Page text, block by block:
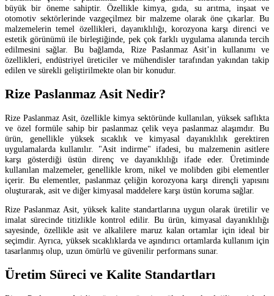
büyük bir öneme sahiptir. Özellikle kimya, gıda, su arıtma, inşaat ve
otomotiv sektörlerinde vazgeçilmez bir malzeme olarak öne çıkarlar. Bu
malzemelerin temel özellikleri, dayanıklılığı, korozyona karşı direnci ve
estetik görünümü ile birleştiğinde, pek çok farklı uygulama alanında tercih
edilmesini sağlar. Bu bağlamda, Rize Paslanmaz Asit’in kullanımı ve
özellikleri, endüstriyel üreticiler ve mühendisler tarafından yakından takip
edilen ve sürekli geliştirilmekte olan bir konudur.
Rize Paslanmaz Asit Nedir?
Rize Paslanmaz Asit, özellikle kimya sektöründe kullanılan, yüksek saflıkta
ve özel formüle sahip bir paslanmaz çelik veya paslanmaz alaşımdır. Bu
ürün, genellikle yüksek sıcaklık ve kimyasal dayanıklılık gerektiren
uygulamalarda kullanılır. "Asit indirme" ifadesi, bu malzemenin asitlere
karşı gösterdiği üstün direnç ve dayanıklılığı ifade eder. Üretiminde
kullanılan malzemeler, genellikle krom, nikel ve molibden gibi elementler
içerir. Bu elementler, paslanmaz çeliğin korozyona karşı dirençli yapısını
oluşturarak, asit ve diğer kimyasal maddelere karşı üstün koruma sağlar.
Rize Paslanmaz Asit, yüksek kalite standartlarına uygun olarak üretilir ve
imalat sürecinde titizlikle kontrol edilir. Bu ürün, kimyasal dayanıklılığı
sayesinde, özellikle asit ve alkalilere maruz kalan ortamlar için ideal bir
seçimdir. Ayrıca, yüksek sıcaklıklarda ve aşındırıcı ortamlarda kullanım için
tasarlanmış olup, uzun ömürlü ve güvenilir performans sunar.
Üretim Süreci ve Kalite Standartları